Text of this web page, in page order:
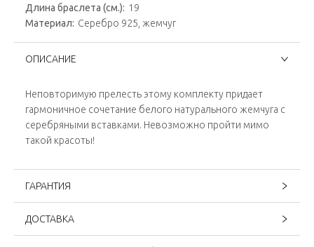
Длина браслета (см.): 19
Материал: Серебро 925, жемчуг
ОПИСАНИЕ
Неповторимую прелесть этому комплекту придает
гармоничное сочетание белого натурального жемчуга с
серебряными вставками. Невозможно пройти мимо
такой красоты!
ГАРАНТИЯ
ДОСТАВКА